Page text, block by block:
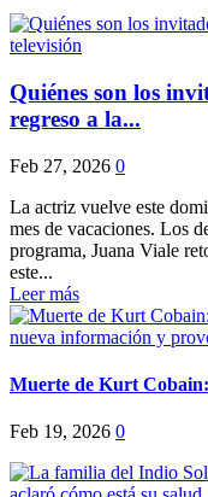
Quiénes son los
regreso a la...
Feb 27, 2026 0
La actriz vuelve este
mes de vacaciones. Los
programa, Juana Viale
este...
Leer más
Muerte de Kurt
Feb 19, 2026 0